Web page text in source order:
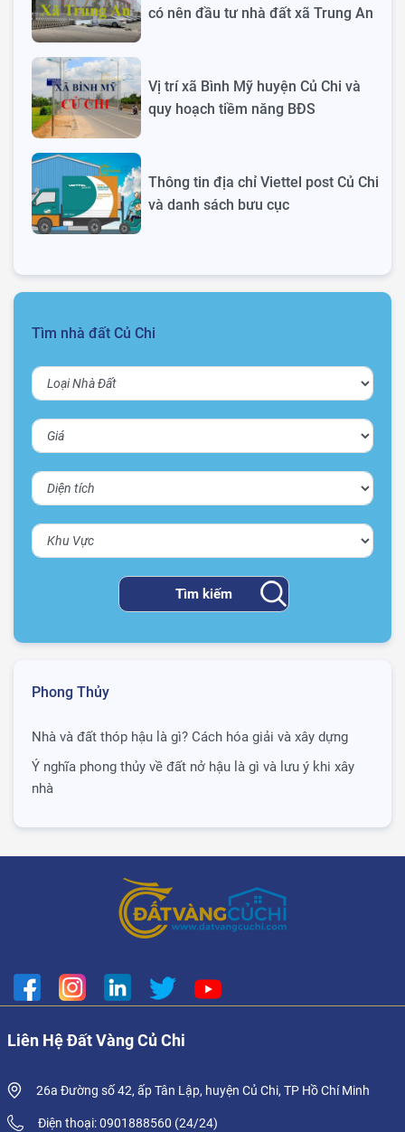
có nên đầu tư nhà đất xã Trung An
Vị trí xã Bình Mỹ huyện Củ Chi và
quy hoạch tiềm năng BĐS
Thông tin địa chỉ Viettel post Củ Chi
và danh sách bưu cục
Tìm nhà đất Củ Chi
Phong Thủy
Nhà và đất thóp hậu là gì? Cách hóa giải và xây dựng
Ý nghĩa phong thủy về đất nở hậu là gì và lưu ý khi xây
nhà
Liên Hệ Đất Vàng Củ Chi
26a Đường số 42, ấp Tân Lập, huyện Củ Chi, TP Hồ Chí Minh
Điện thoại: 0901888560 (24/24)